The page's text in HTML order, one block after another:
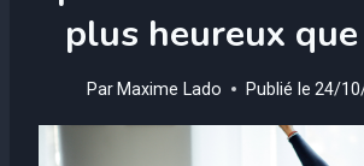
plus heureux
Par Maxime Lado Publié le 24/